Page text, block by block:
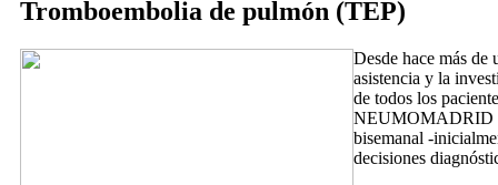
Tromboembolia de pulmón (TEP)
Desde hace más
asistencia y la
de todos los
NEUMOMADRID
bisemanal -
decisiones